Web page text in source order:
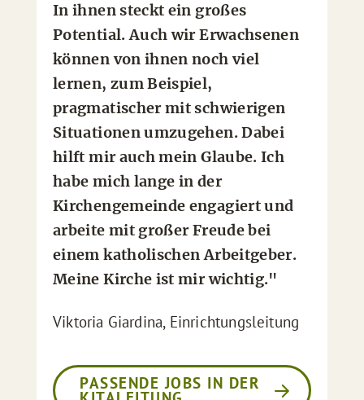
In ihnen steckt ein großes
Potential. Auch wir Erwachsenen
können von ihnen noch viel
lernen, zum Beispiel,
pragmatischer mit schwierigen
Situationen umzugehen. Dabei
hilft mir auch mein Glaube. Ich
habe mich lange in der
Kirchengemeinde engagiert und
arbeite mit großer Freude bei
einem katholischen Arbeitgeber.
Meine Kirche ist mir wichtig."
Viktoria Giardina, Einrichtungsleitung
PASSENDE JOBS IN DER